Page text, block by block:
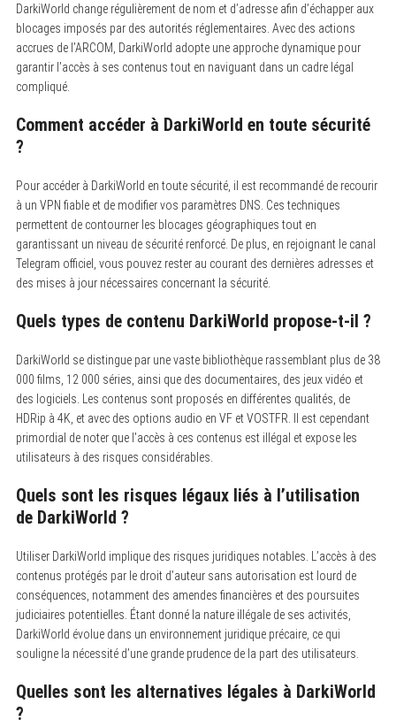
DarkiWorld change régulièrement de nom et d’adresse afin d’échapper aux
blocages imposés par des autorités réglementaires. Avec des actions
accrues de l’ARCOM, DarkiWorld adopte une approche dynamique pour
garantir l’accès à ses contenus tout en naviguant dans un cadre légal
compliqué.
Comment accéder à DarkiWorld en toute sécurité
?
Pour accéder à DarkiWorld en toute sécurité, il est recommandé de recourir
à un VPN fiable et de modifier vos paramètres DNS. Ces techniques
permettent de contourner les blocages géographiques tout en
garantissant un niveau de sécurité renforcé. De plus, en rejoignant le canal
Telegram officiel, vous pouvez rester au courant des dernières adresses et
des mises à jour nécessaires concernant la sécurité.
Quels types de contenu DarkiWorld propose-t-il ?
DarkiWorld se distingue par une vaste bibliothèque rassemblant plus de 38
000 films, 12 000 séries, ainsi que des documentaires, des jeux vidéo et
des logiciels. Les contenus sont proposés en différentes qualités, de
HDRip à 4K, et avec des options audio en VF et VOSTFR. Il est cependant
primordial de noter que l’accès à ces contenus est illégal et expose les
utilisateurs à des risques considérables.
Quels sont les risques légaux liés à l’utilisation
de DarkiWorld ?
Utiliser DarkiWorld implique des risques juridiques notables. L’accès à des
contenus protégés par le droit d’auteur sans autorisation est lourd de
conséquences, notamment des amendes financières et des poursuites
judiciaires potentielles. Étant donné la nature illégale de ses activités,
DarkiWorld évolue dans un environnement juridique précaire, ce qui
souligne la nécessité d’une grande prudence de la part des utilisateurs.
Quelles sont les alternatives légales à DarkiWorld
?